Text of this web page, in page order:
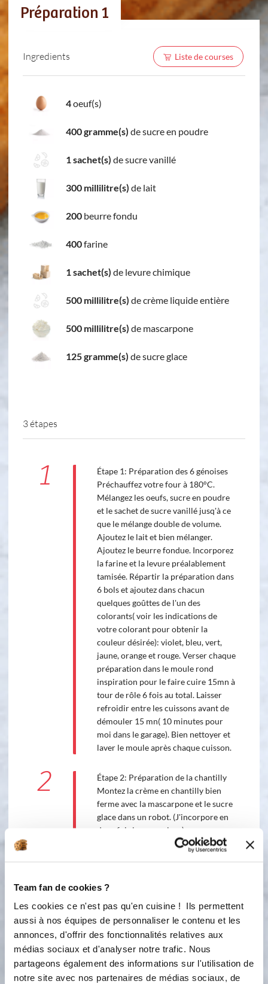
Team fan de cookies ?
Les cookies ce n'est pas qu'en cuisine ! Ils permettent
aussi à nos équipes de personnaliser le contenu et les
annonces, d'offrir des fonctionnalités relatives aux
médias sociaux et d'analyser notre trafic. Nous
partageons également des informations sur l'utilisation de
notre site avec nos partenaires de médias sociaux, de
Préparation 1
Ingredients Liste de courses
4oeuf(s)
400 gramme(s) de sucre en poudre
1 sachet(s) de sucre vanillé
300 millilitre(s) de lait
200 beurre fondu
400farine
1 sachet(s) de levure chimique
500 millilitre(s) de crème liquide entière
500 millilitre(s) de mascarpone
125 gramme(s) de sucre glace
3 étapes
1
Étape 1: Préparation des 6 génoises
Préchauffez votre four à 180°C.
Mélangez les oeufs, sucre en poudre
et le sachet de sucre vanillé jusq'à ce
que le mélange double de volume.
Ajoutez le lait et bien mélanger.
Ajoutez le beurre fondue. Incorporez
la farine et la levure préalablement
tamisée. Répartir la préparation dans
6 bols et ajoutez dans chacun
quelques goûttes de l'un des
colorants( voir les indications de
votre colorant pour obtenir la
couleur désirée): violet, bleu, vert,
jaune, orange et rouge. Verser chaque
préparation dans le moule rond
inspiration pour le faire cuire 15mn à
tour de rôle 6 fois au total. Laisser
refroidir entre les cuissons avant de
démouler 15 mn( 10 minutes pour
moi dans le garage). Bien nettoyer et
laver le moule après chaque cuisson.
2
Étape 2: Préparation de la chantilly
Montez la crème en chantilly bien
ferme avec la mascarpone et le sucre
glace dans un robot. (J'incorpore en
deux fois le sucre glace)
plat et étalez-le d'une couche de
génoise (le bleu) et recouvrez-le de
chantilly et recommencez l'opération
jusqu'à la dernière génoise dans
l'ordre suivant: vert, jaune, orange et
rouge. Mettez le reste de chantilly
dessus la génoise rouge et autour du